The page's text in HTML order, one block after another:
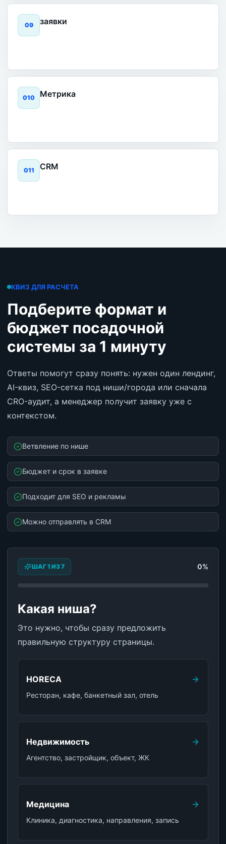
09 заявки
010 Метрика
011 CRM
КВИЗ ДЛЯ РАСЧЕТА
Подберите формат и
бюджет посадочной
системы за 1 минуту
Ответы помогут сразу понять: нужен один лендинг,
AI-квиз, SEO-сетка под ниши/города или сначала
CRO-аудит, а менеджер получит заявку уже с
контекстом.
Ветвление по нише
Бюджет и срок в заявке
Подходит для SEO и рекламы
Можно отправлять в CRM
ШАГ 1 ИЗ 7 0%
Какая ниша?
Это нужно, чтобы сразу предложить
правильную структуру страницы.
HORECA
Ресторан, кафе, банкетный зал, отель
Недвижимость
Агентство, застройщик, объект, ЖК
Медицина
Клиника, диагностика, направления, запись